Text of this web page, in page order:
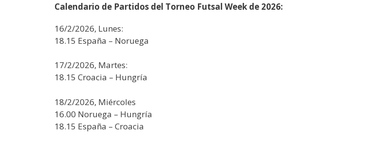
Calendario de Partidos del Torneo Futsal Week de 2026:
16/2/2026, Lunes:
18.15 España – Noruega
17/2/2026, Martes:
18.15 Croacia – Hungría
18/2/2026, Miércoles
16.00 Noruega – Hungría
18.15 España – Croacia